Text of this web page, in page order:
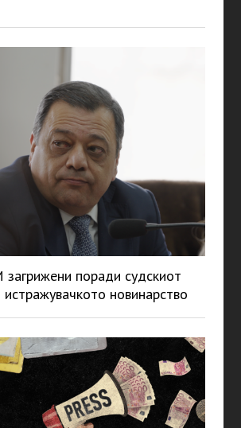
поради судскиот
истражувачкото новинарство